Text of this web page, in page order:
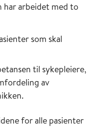
har arbeidet med to
som skal
til sykepleiere,
av
for alle pasienter